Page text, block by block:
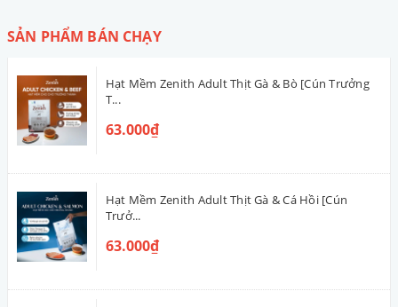
SẢN PHẨM BÁN CHẠY
Hạt Mềm Zenith Adult Thịt Gà & Bò [Cún Trưởng
T...
63.000₫
Hạt Mềm Zenith Adult Thịt Gà & Cá Hồi [Cún
Trưở...
63.000₫